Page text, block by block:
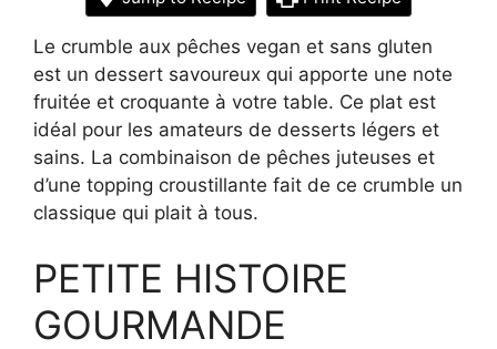
Le crumble aux pêches vegan et sans gluten
est un dessert savoureux qui apporte une note
fruitée et croquante à votre table. Ce plat est
idéal pour les amateurs de desserts légers et
sains. La combinaison de pêches juteuses et
d’une topping croustillante fait de ce crumble un
classique qui plait à tous.
PETITE HISTOIRE
GOURMANDE